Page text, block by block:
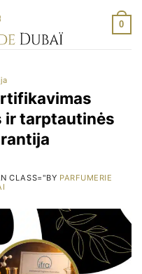
0
ir tarptautinės
CLASS="BY PARFUMERIE